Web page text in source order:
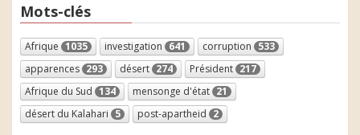
Mots-clés
Afrique 1035 investigation 641 corruption 533
apparences 293 désert 274 Président 217
Afrique du Sud 134 mensonge d'état 21
désert du Kalahari 5 post-apartheid 2